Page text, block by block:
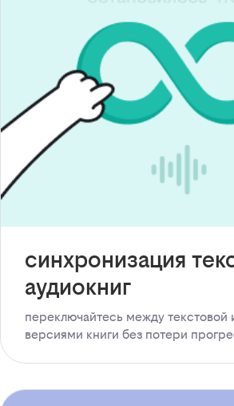
синхронизация
аудиокниг
переключайтесь между текстовой
версиями книги без потери